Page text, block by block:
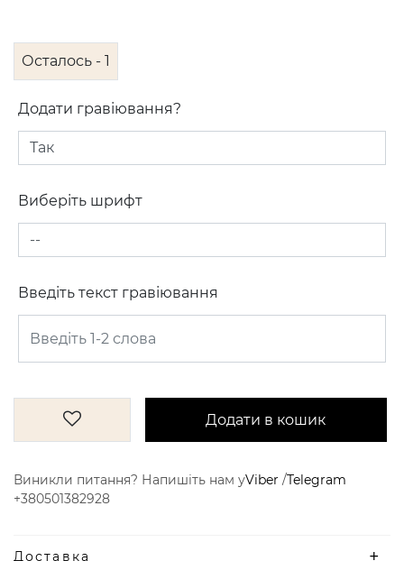
Осталось - 1
Додати гравіювання?
Виберіть шрифт
Введіть текст гравіювання
Додати в кошик
Виникли питання? Напишіть нам уViber /Telegram
+380501382928
Доставка